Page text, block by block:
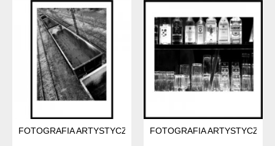
FOTOGRAFIA ARTYSTYCZNA 22FFOTOGRAFIA ARTYSTYCZNA